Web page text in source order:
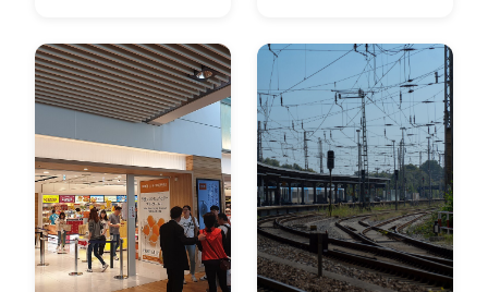
horas para voos
Schengen, 3 horas
para voos não-
Schengen. O check-in
encerra 40 min antes,
as portas 30 min
antes — além de Fast
Track, horários de
pico e dicas de self-
service.
para fumadores na
zona pós-controlo
(airside) nos Terminais
2A e 2B, onde
comprar cigarros,
além das regras sobre
vaping e tabaco
aquecido.